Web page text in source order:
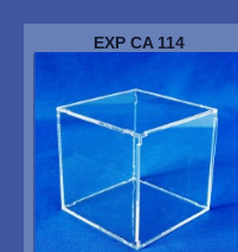
EXP CA 114